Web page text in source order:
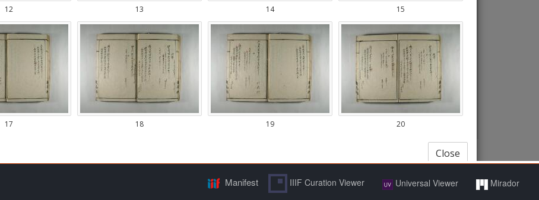
Manifest IIIF Curation Viewer Universal Viewer Mirador